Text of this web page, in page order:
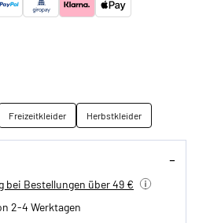
Freizeitkleider Herbstkleider
bei Bestellungen über 49 €
2-4 Werktagen